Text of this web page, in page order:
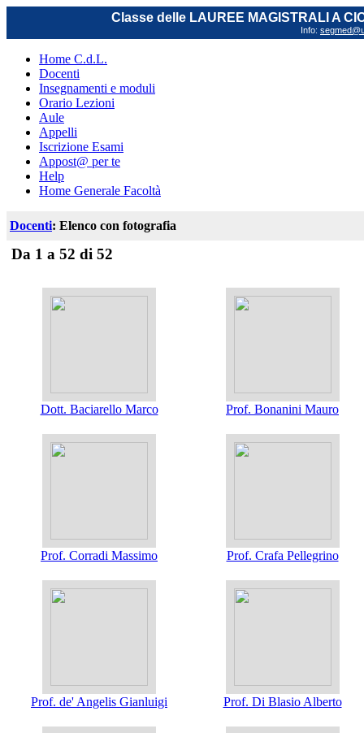
Classe delle LAUREE MAGISTRALI A
Info:
Home C.d.L.
Docenti
Insegnamenti e moduli
Orario Lezioni
Aule
Appelli
Iscrizione Esami
Appost@ per te
Help
Home Generale Facoltà
Docenti: Elenco con fotografia
Da 1 a 52 di 52
Dott. Baciarello Marco Prof. Bonanini Mauro
Prof. Corradi Massimo Prof. Crafa Pellegrino
Prof. de' Angelis Gianluigi Prof. Di Blasio Alberto